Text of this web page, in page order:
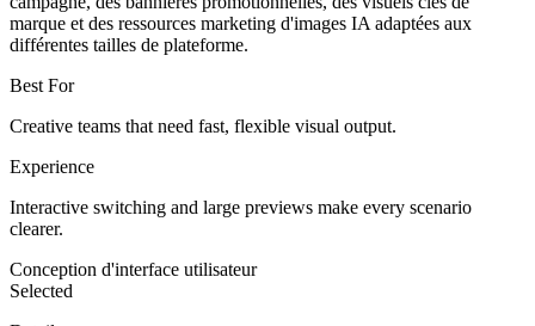
marque et des ressources marketing d'images IA adaptées aux
différentes tailles de plateforme.
Best For
Creative teams that need fast, flexible visual output.
Experience
Interactive switching and large previews make every scenario
clearer.
Conception d'interface utilisateur
Selected